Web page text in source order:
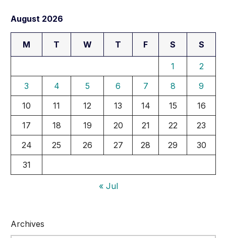
August 2026
M T W T F S S
1
2
3
4 5 6 7 8
9
10
11 12 13 14 15
16
17
18 19 20 21 22
23
24
25 26 27 28 29
30
31
« Jul
Archives